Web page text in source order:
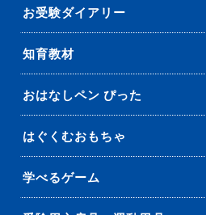
お受験ダイアリー
知育教材
おはなしペン ぴった
はぐくむおもちゃ
学べるゲーム